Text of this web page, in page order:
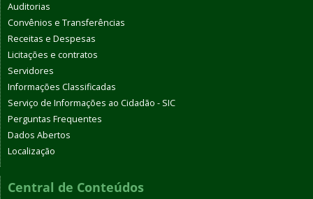
Auditorias
Convênios e Transferências
Receitas e Despesas
Licitações e contratos
Servidores
Informações Classificadas
Serviço de Informações ao Cidadão - SIC
Perguntas Frequentes
Dados Abertos
Localização
Central de Conteúdos